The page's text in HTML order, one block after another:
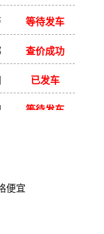
等待发车
查价成功
已发车
等待发车
便宜